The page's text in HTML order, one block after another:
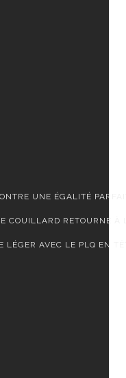
UNE ÉGALITÉ
COUILLARD RETOURNE À
LÉGER AVEC LE PLQ EN